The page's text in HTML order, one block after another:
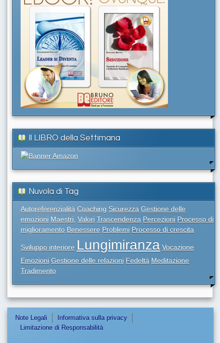
Il LIBRO della Settimana
Nuvola di Tag
Autoreferenzialità Coaching Sicurezza Gestione delle
emozioni Maestri, Valori Trascendenza Percezioni Processo di
miglioramento Benessere Problemi Processo di crescita
Sviluppo interiore Lungimiranza Vocazione
Emozioni Gestione delle relazioni Fedeltà Meditazione
Tradimento
Note Legali
Informativa sulla privacy
Limitazione di Responsabilità